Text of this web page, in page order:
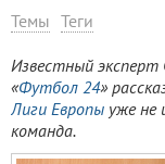
Темы Теги
Известный
«Футбол 24»
Лиги Европы уже не
команда.